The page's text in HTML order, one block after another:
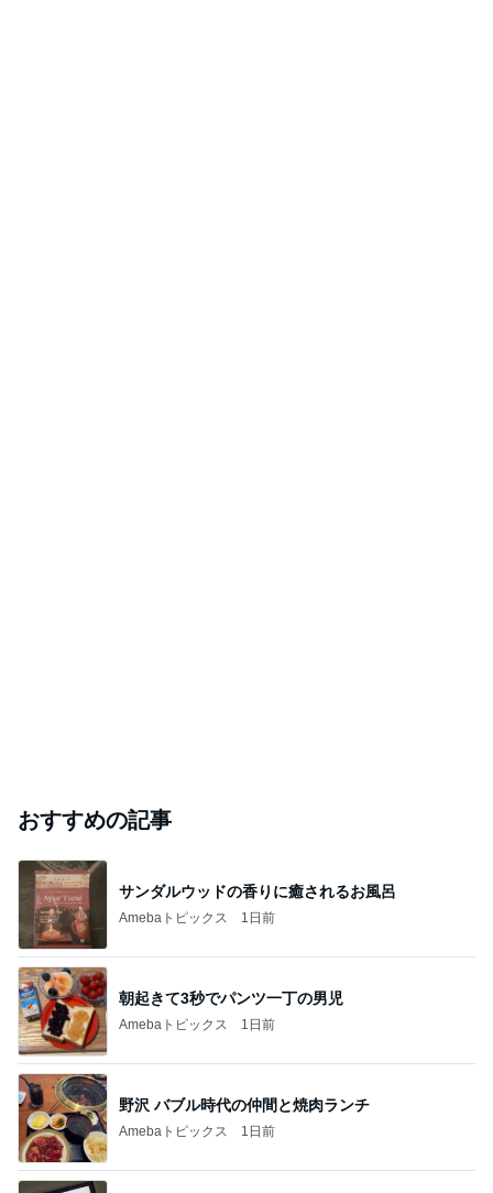
おすすめの記事
サンダルウッドの香りに癒されるお風呂
Amebaトピックス 1日前
朝起きて3秒でパンツ一丁の男児
Amebaトピックス 1日前
野沢 バブル時代の仲間と焼肉ランチ
Amebaトピックス 1日前